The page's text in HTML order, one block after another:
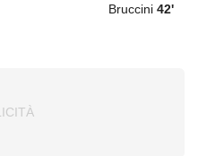
Bruccini 42'